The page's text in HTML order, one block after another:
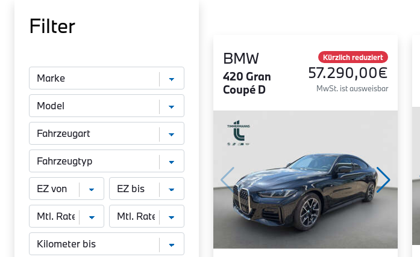
Filter
BMW
420 Gran
Coupé D
Kürzlich reduziert
57.290,00€
MwSt. ist ausweisbar